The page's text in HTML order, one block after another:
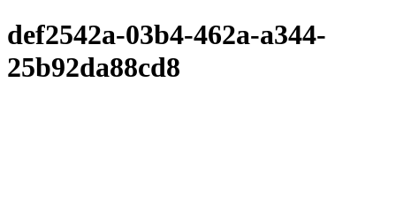
def2542a-03b4-462a-a344-
25b92da88cd8